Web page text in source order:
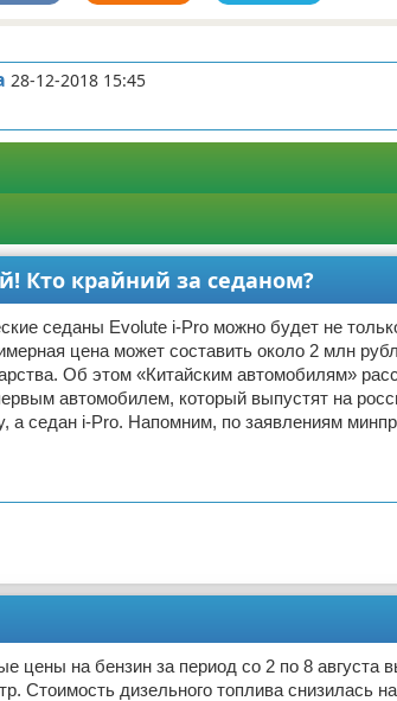
28-12-2018 15:45
Кто крайний за седаном?
седаны Evolute i-Pro можно будет не
цена может составить около 2 млн
Об этом «Китайским автомобилям»
автомобилем, который выпустят на
а седан i-Pro. Напомним, по заявлениям
цены на бензин за период со 2 по 8 августа
Стоимость дизельного топлива снизилась